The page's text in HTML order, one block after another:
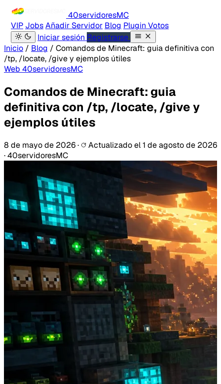
40servidoresMC
VIP JobsAñadir Servidor Blog Plugin Votos
Iniciar sesión Registrarse
Inicio / Blog / Comandos de Minecraft: guia definitiva con
/tp, /locate, /give y ejemplos útiles
Web 40servidoresMC
Comandos de Minecraft: guia
definitiva con /tp, /locate, /give y
ejemplos útiles
8 de mayo de 2026· Actualizado el1 de agosto de 2026
·40servidoresMC